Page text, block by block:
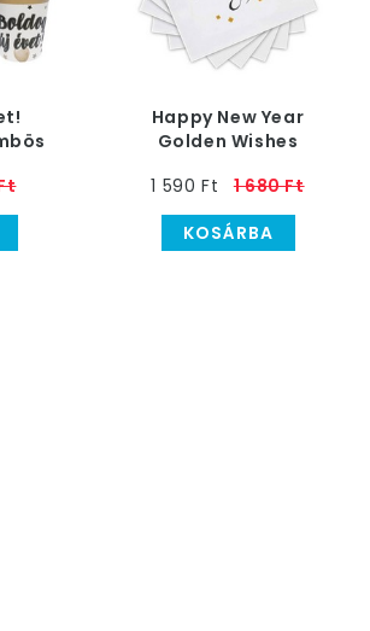
Happy New Year
Golden Wishes
1 590 Ft
1 680 Ft
KOSÁRBA